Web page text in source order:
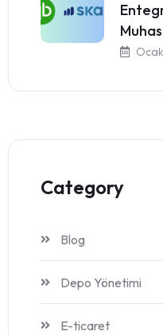
Category
Blog
Depo Yönetimi
E-ticaret